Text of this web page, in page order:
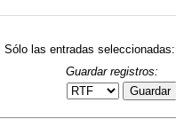
Sólo las entradas seleccionadas:
Guardar registros:
Guardar